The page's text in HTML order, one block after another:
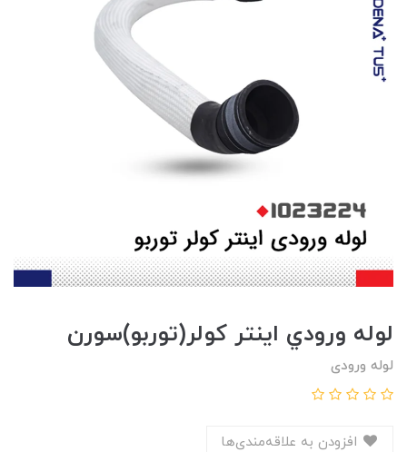
لوله ورودي اينتر کولر(توربو)سورن
لوله ورودی